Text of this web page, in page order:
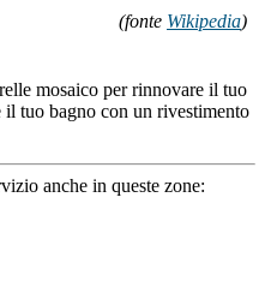
(fonte Wikipedia)
mosaico per rinnovare il tuo
il tuo bagno con un rivestimento
anche in queste zone: